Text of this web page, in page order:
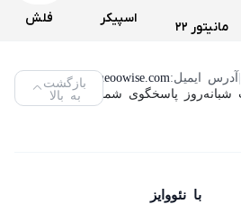
مانیتور 22
مدل
اسپیکر
تسکو
مدل TS
فلش
ویکومن
مدل
|آدرس ایمیل:info@neoowise.comبازگشت
به بالا
با نئووایز